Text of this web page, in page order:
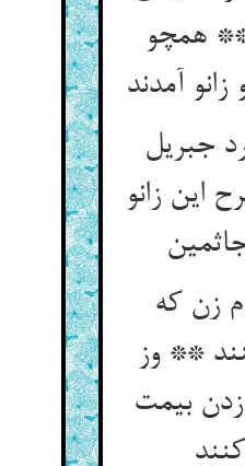
همچو
آمدند
جبریل
این زانو
زن که
** وز
زدن بیمت
کنند